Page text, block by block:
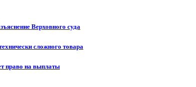
Верховного суда
сложного товара
право на выплаты